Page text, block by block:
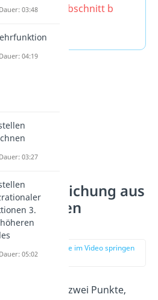
und den
y-Abschnitt b
aus
Punkten
zur Stelle im Video springen
: Du hast zwei Punkte,
03:48
04:19
03:27
3.
05:02